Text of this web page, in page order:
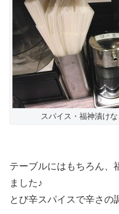
スパイス・福神漬け
テーブルにはもちろん、
ました♪
とび辛スパイスで辛さの